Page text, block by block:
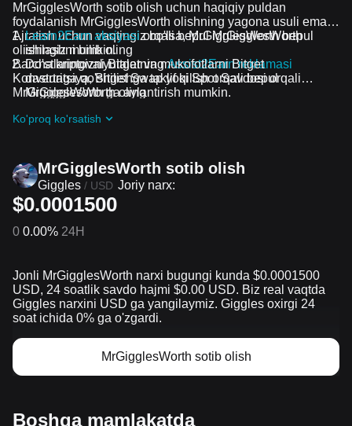
MrGigglesWorth sotib olish uchun haqiqiy puldan
foydalanish MrGigglesWorth olishning yagona usuli emas.
Ajratish uchun vaqtingiz bo'lsa, MrGigglesWorth bepul
olishingiz mumkin.
Learn2Earn aksiyasiorqali bepul MrGigglesWorth
ishlashni bilib oling
Do'stlaringizni BitgetningAssist2Earn reklamasi
dasturiga qo'shilishga taklif qilish orqali bepul
MrGigglesWorth oling
guruhiga qo'shilish orqali MrGigglesWorth ta airdrop
Barcha kriptovalyutalar va mukofotlarni Bitget
Konvertatsiya, Bitget Swap yoki Spot Savdosi orqali
MrGigglesWorth ga aylantirish mumkin.
Ko'proq ko'rsatish
MrGigglesWorth sotib olish
Giggles / USD Joriy narx:
$0.0001500
0 0.00% 24H
Jonli MrGigglesWorth narxi bugungi kunda $0.0001500
USD, 24 soatlik savdo hajmi $0.00 USD. Biz real vaqtda
Giggles narxini USD ga yangilaymiz. Giggles oxirgi 24
soat ichida 0% ga o'zgardi.
MrGigglesWorth sotib olish
Boshqa mamlakatda